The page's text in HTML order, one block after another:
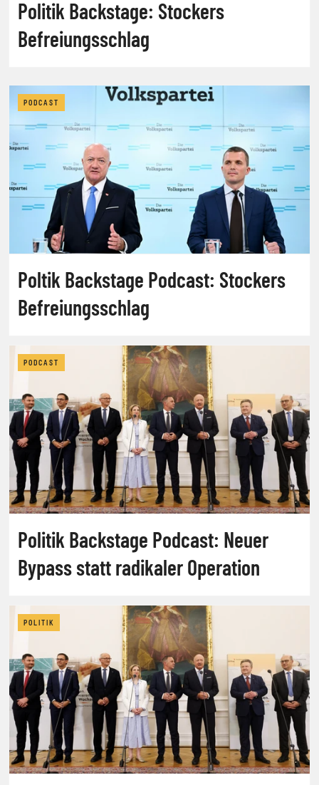
Politik Backstage: Stockers
Befreiungsschlag
PODCAST
Poltik Backstage Podcast: Stockers
Befreiungsschlag
PODCAST
Politik Backstage Podcast: Neuer
Bypass statt radikaler Operation
POLITIK